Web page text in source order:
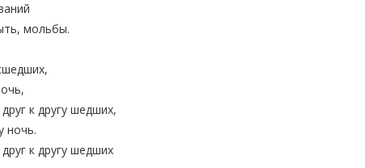
мольбы.
к другу шедших,
ночь.
к другу шедших